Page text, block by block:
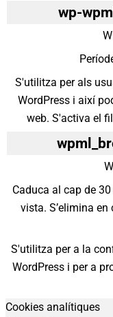
wp-
S'utilitza per als
WordPress i així
web. S'activa el
Caduca al cap de
vista. S’elimina
S'utilitza per a la
WordPress i per a
Cookies analítiques